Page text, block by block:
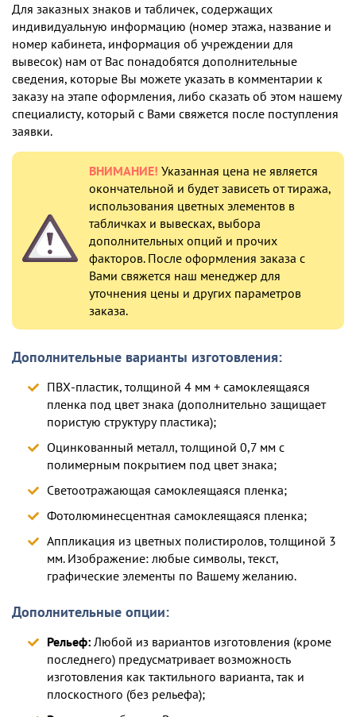
Для заказных знаков и табличек, содержащих
индивидуальную информацию (номер этажа, название и
номер кабинета, информация об учреждении для
вывесок) нам от Вас понадобятся дополнительные
сведения, которые Вы можете указать в комментарии к
заказу на этапе оформления, либо сказать об этом нашему
специалисту, который с Вами свяжется после поступления
заявки.
ВНИМАНИЕ! Указанная цена не является
окончательной и будет зависеть от тиража,
использования цветных элементов в
табличках и вывесках, выбора
дополнительных опций и прочих
факторов. После оформления заказа с
Вами свяжется наш менеджер для
уточнения цены и других параметров
заказа.
Дополнительные варианты изготовления:
ПВХ-пластик, толщиной 4 мм + самоклеящаяся
пленка под цвет знака (дополнительно защищает
пористую структуру пластика);
Оцинкованный металл, толщиной 0,7 мм с
полимерным покрытием под цвет знака;
Светоотражающая самоклеящаяся пленка;
Фотолюминесцентная самоклеящаяся пленка;
Аппликация из цветных полистиролов, толщиной 3
мм. Изображение: любые символы, текст,
графические элементы по Вашему желанию.
Дополнительные опции:
Рельеф: Любой из вариантов изготовления (кроме
последнего) предусматривает возможность
изготовления как тактильного варианта, так и
плоскостного (без рельефа);